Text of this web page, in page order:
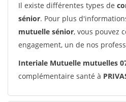
Il existe différentes types de
sénior. Pour plus
mutuelle sénior, vous pouvez
engagement, un de nos
Interiale Mutuelle mutuelles
complémentaire santé à